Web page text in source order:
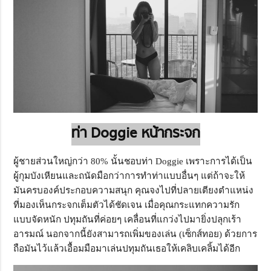
ท่า Doggie หน้ากระจก
ผู้ชายส่วนใหญ่กว่า 80% นั้นชอบท่า Doggie เพราะการได้เป็น
ผู้กุมบังเหียนและถนัดมือกว่าการทำท่าแบบอื่นๆ แต่ถ้าจะให้
มันครบองค์ประกอบความสนุก คุณจงไปที่ปลายเตียงตำแหน่ง
ที่มองเห็นกระจกเต็มตัวได้ชัดเจน เมื่อคุณกระแทกความรัก
แบบจัดหนัก ปทุมถันที่ค่อยๆ เคลื่อนที่แกว่งไปมายิ่งปลุกเร้า
อารมณ์ นอกจากนี้ยังสามารถเพิ่มของเล่น (เซ็กส์ทอย) ด้วยการ
ถือมันไว้แล้วเอื้อมมือมาเล่นปทุมถันเธอให้เคลิบเคลิ้มได้อีก